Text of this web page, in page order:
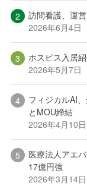
訪問看護、運
2026年6月4日
ホスピス入居
2026年5月7日
フィジカルAI
とMOU締結
2026年4月10日
医療法人アエ
17億円強
2026年3月14日